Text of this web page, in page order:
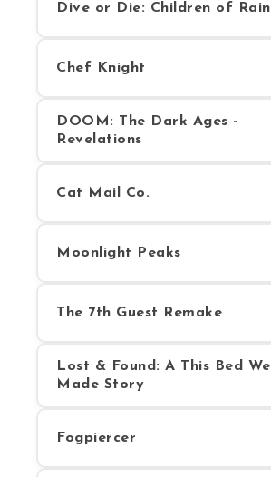
Dive or Die: Children of Rain
Chef Knight
DOOM: The Dark Ages -
Revelations
Cat Mail Co.
Moonlight Peaks
The 7th Guest Remake
Lost & Found: A This Bed We
Made Story
Fogpiercer